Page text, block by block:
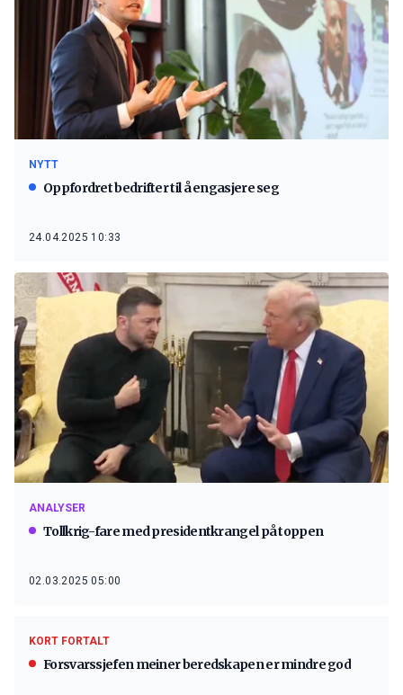
NYTT
Oppfordret bedrifter til å engasjere seg
24.04.2025 10:33
ANALYSER
Tollkrig-fare med presidentkrangel på toppen
02.03.2025 05:00
KORT FORTALT
Forsvarssjefen meiner beredskapen er mindre god